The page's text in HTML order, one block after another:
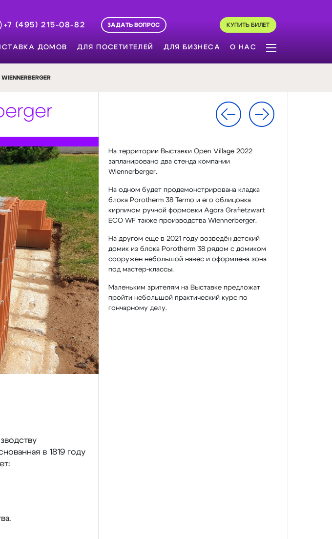
+7 (495) 215-08-82
ЗАДАТЬ ВОПРОС КУПИТЬ БИЛЕТ
ДОМОВ ДЛЯ ПОСЕТИТЕЛЕЙ ДЛЯ БИЗНЕСА О НАС
в 1819 году
На территории Выставки Open Village 2022
запланировано два стенда компании
Wiennerberger.
На одном будет продемонстрирована кладка
блока Porotherm 38 Termo и его облицовка
кирпичом ручной формовки Agora Grafietzwart
ECO WF также производства Wiennerberger.
На другом еще в 2021 году возведён детский
домик из блока Porotherm 38 рядом с домиком
сооружен небольшой навес и оформлена зона
под мастер-классы.
Маленьким зрителям на Выставке предложат
пройти небольшой практический курс по
гончарному делу.